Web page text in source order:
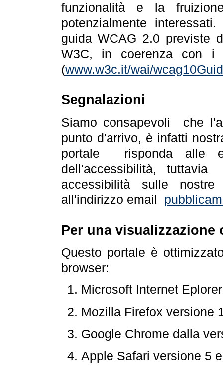
funzionalità e la
potenzialmente
guida WCAG 2.0 previste
W3C, in coerenza con i
(www.w3c.it/wai/
Segnalazioni
Siamo consapevoli che
punto d'arrivo, è infatti
portale risponda alle
dell'accessibilità,
accessibilità sulle
all'indirizzo email
Per una visualizzazione
Questo portale è
browser:
Microsoft Internet
Mozilla Firefox versione
Google Chrome dalla
Apple Safari versione 5